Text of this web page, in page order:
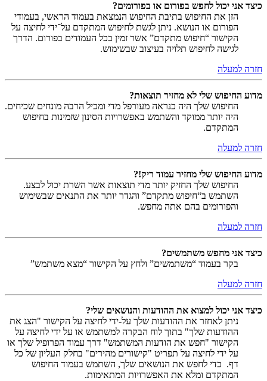
כיצד אני יכול לחפש בפורום או בפורומים?
הזן את החיפוש בתיבת החיפוש הנמצאת בעמוד הראשי, בעמודי
הפורום או הנושא. ניתן לגשת לחיפוש המתקדם על־ידי לחיצה על
הקישור “חיפוש מתקדם” אשר זמין בכל העמודים בפורום. הדרך
לגישה לחיפוש תלויה בעיצוב שבשימוש.
חזרה למעלה
מדוע החיפוש שלי לא מחזיר תוצאות?
החיפוש שלך היה כנראה מעורפל מדי ומכיל הרבה מונחים שכיחים.
היה יותר ממוקד והשתמש באפשרויות הסינון שזמינות בחיפוש
המתקדם.
חזרה למעלה
מדוע החיפוש שלי מחזיר עמוד ריק!?
החיפוש שלך החזיק יותר מדי תוצאות אשר השרת יכול לבצע.
השתמש ב“חיפוש מתקדם” והגדר יותר את התנאים שבשימוש
והפורומים בהם אתה מחפש.
חזרה למעלה
כיצד אני מחפש משתמשים?
בקר בעמוד “משתמשים” ולחץ על הקישור “מצא משתמש”
חזרה למעלה
כיצד אני יכול למצוא את ההודעות והנושאים שלי?
ניתן לאחזר את ההודעות שלך על-ידי לחיצה על הקישור "הצג את
ההודעות שלך" בתוך לוח הבקרה למשתמש או על ידי לחיצה על
הקישור "חפש את הודעות המשתמש" דרך עמוד הפרופיל שלך או
על ידי לחיצה על תפריט "קישורים מהירים" בחלק העליון של כל
דף. כדי לחפש את הנושאים שלך, השתמש בעמוד החיפוש
המתקדם ומלא את האפשרויות המתאימות.